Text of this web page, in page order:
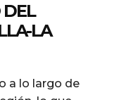
DEL
LA
a lo largo de